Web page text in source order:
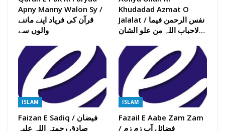
Apny Manny Walon Sy /
قرآن کی فریاد اپنے ماننے
والوں سے
Khudadad Azmat O
Jalalat / نفس الرحمن فیما
لاحباب اللہ من علو الشان…
ISLAM
Faizan E Sadiq / فیضان
صادق رحمتہ اللہ علیہ
ISLAM
Fazail E Aabe Zam Zam
/ فضائل آب زم زم